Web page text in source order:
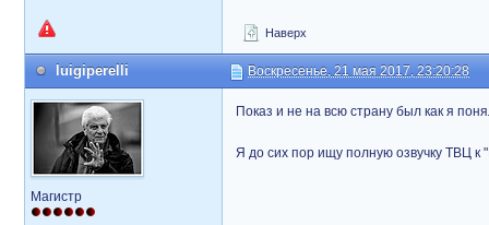
Наверх
luigiperelli Воскресенье, 21 мая 2017, 23:20:28
Магистр
Показ и не на всю страну был как я
Я до сих пор ищу полную озвучку ТВЦ к